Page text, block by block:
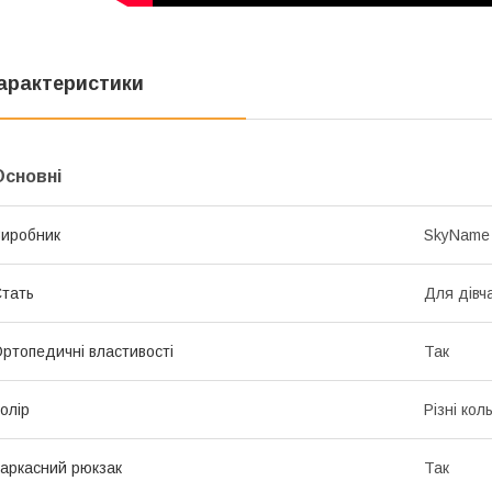
SkyName
Для
властивості Так
Різні
рюкзак Так